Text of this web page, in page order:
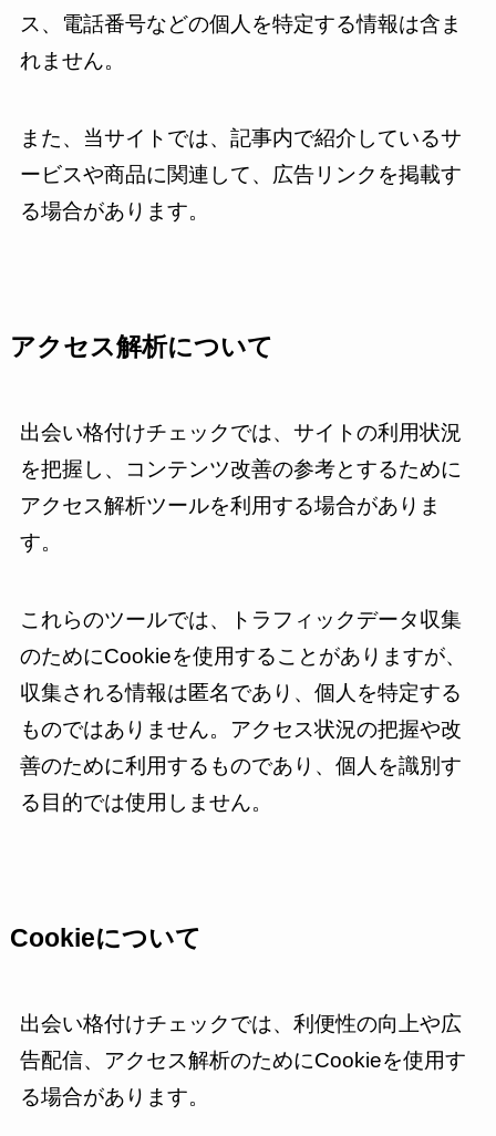
ス、電話番号などの個人を特定する情報は含ま
れません。
また、当サイトでは、記事内で紹介しているサ
ービスや商品に関連して、広告リンクを掲載す
る場合があります。
アクセス解析について
出会い格付けチェックでは、サイトの利用状況
を把握し、コンテンツ改善の参考とするために
アクセス解析ツールを利用する場合がありま
す。
これらのツールでは、トラフィックデータ収集
のためにCookieを使用することがありますが、
収集される情報は匿名であり、個人を特定する
ものではありません。アクセス状況の把握や改
善のために利用するものであり、個人を識別す
る目的では使用しません。
Cookieについて
出会い格付けチェックでは、利便性の向上や広
告配信、アクセス解析のためにCookieを使用す
る場合があります。